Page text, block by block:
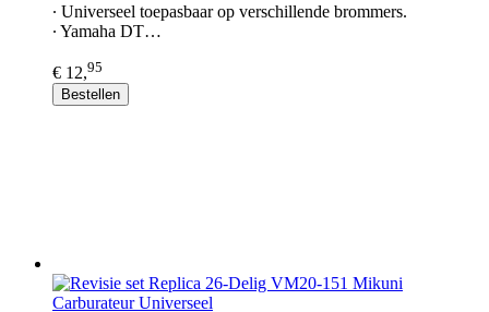
∙ Universeel toepasbaar op verschillende brommers.
∙ Yamaha DT…
€ 12,95
Bestellen